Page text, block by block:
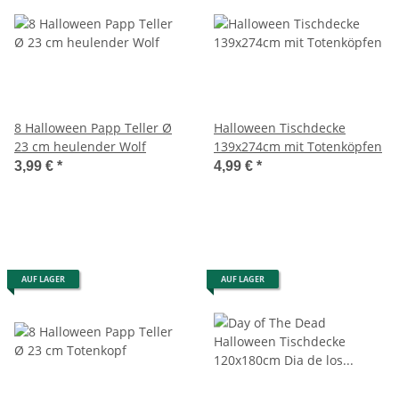
8 Halloween Papp Teller Ø
23 cm heulender Wolf
3,99 € *
Halloween Tischdecke
139x274cm mit Totenköpfen
4,99 € *
AUF LAGER AUF LAGER